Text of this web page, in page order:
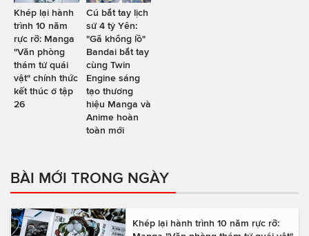
Khép lại hành
trình 10 năm
rực rỡ: Manga
"Văn phòng
thám tử quái
vật" chính thức
kết thúc ở tập
26
Cú bắt tay lịch
sử 4 tỷ Yên:
"Gã khổng lồ"
Bandai bắt tay
cùng Twin
Engine sáng
tạo thương
hiệu Manga và
Anime hoàn
toàn mới
BÀI MỚI TRONG NGÀY
Khép lại hành trình 10 năm rực rỡ: